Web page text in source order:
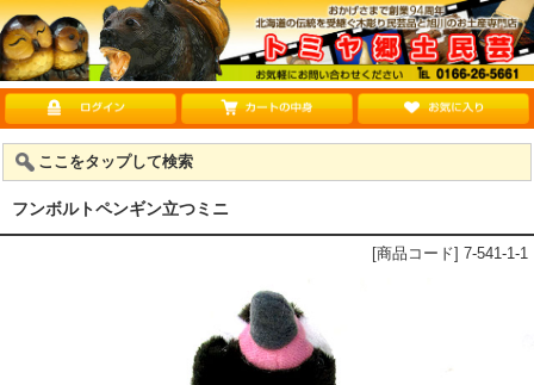
ここをタップして検索
フンボルトペンギン立つミニ
[商品コード] 7-541-1-1